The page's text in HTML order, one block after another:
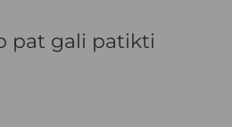
pat gali patikti